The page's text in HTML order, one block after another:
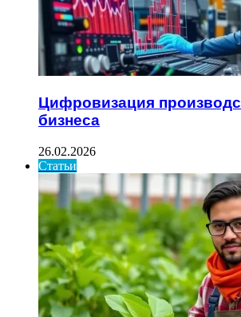
Цифровизация
бизнеса
26.02.2026
Статьи